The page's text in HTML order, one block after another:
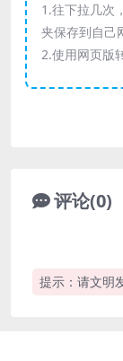
1.往下拉几次
夹保存到自己
2.使用网页版
评论(0)
提示：请文明